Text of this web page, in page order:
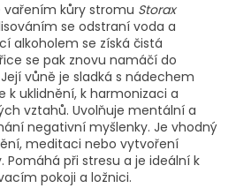
vařením kůry stromu Storax
se odstraní voda a
alkoholem se získá čistá
se pak znovu namáčí do
vůně je sladká s nádechem
k uklidnění, k harmonizaci a
vztahů. Uvolňuje mentální a
negativní myšlenky. Je vhodný
meditaci nebo vytvoření
při stresu a je ideální k
pokoji a ložnici.